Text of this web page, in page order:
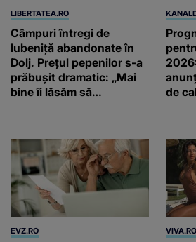
LIBERTATEA.RO
Câmpuri întregi de
lubeniță abandonate în
Dolj. Prețul pepenilor s-a
prăbușit dramatic: „Mai
bine îi lăsăm să
de
EVZ.RO VIVA.RO